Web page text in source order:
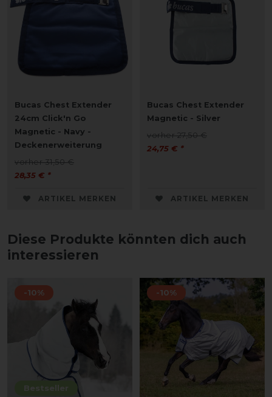
Bucas Chest Extender
24cm Click'n Go
Magnetic - Navy -
Deckenerweiterung
vorher 31,50 €
28,35 € *
ARTIKEL MERKEN
Bucas Chest Extender
Magnetic - Silver
vorher 27,50 €
24,75 € *
ARTIKEL MERKEN
Diese Produkte könnten dich auch
interessieren
Bestseller
-10% -10%